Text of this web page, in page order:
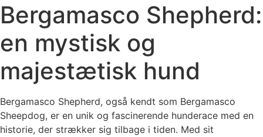
Bergamasco Shepherd:
en mystisk og
majestætisk hund
Bergamasco Shepherd, også kendt som Bergamasco
Sheepdog, er en unik og fascinerende hunderace med en
historie, der strækker sig tilbage i tiden. Med sit